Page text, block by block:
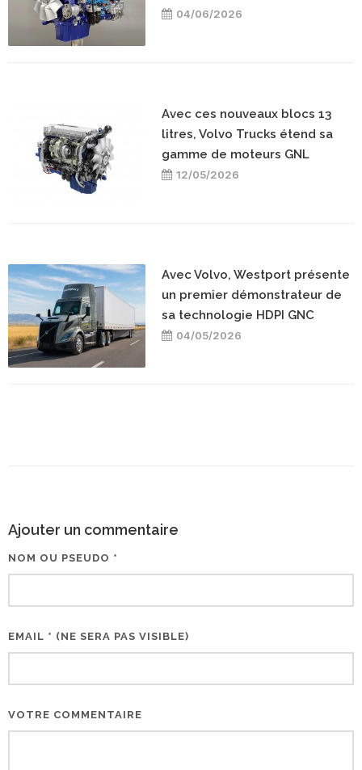
04/06/2026
Avec ces nouveaux blocs 13
litres, Volvo Trucks étend sa
gamme de moteurs GNL
12/05/2026
Avec Volvo, Westport présente
un premier démonstrateur de
sa technologie HDPI GNC
04/05/2026
Ajouter un commentaire
NOM OU PSEUDO *
EMAIL * (NE SERA PAS VISIBLE)
VOTRE COMMENTAIRE